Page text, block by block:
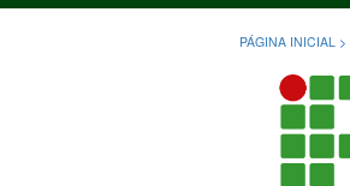
PÁGINA INICIAL >